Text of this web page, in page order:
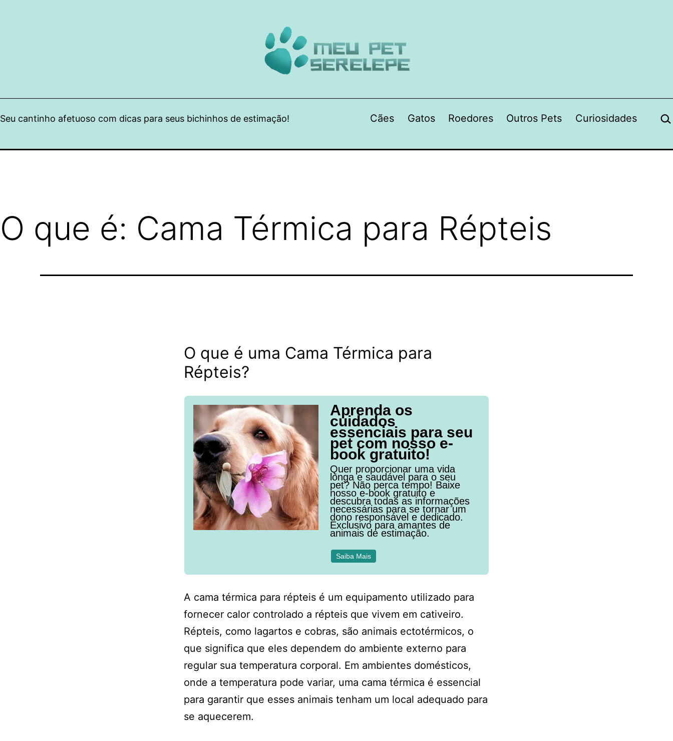
Seu cantinho afetuoso com dicas para seus bichinhos de estimação! Cães Gatos Roedores Outros Pets Curiosidades
O que é: Cama Térmica para Répteis
O que é uma Cama Térmica para
Répteis?
Aprenda os
cuidados
essenciais para seu
pet com nosso e-
book gratuito!
Quer proporcionar uma vida
longa e saudável para o seu
pet? Não perca tempo! Baixe
nosso e-book gratuito e
descubra todas as informações
necessárias para se tornar um
dono responsável e dedicado.
Exclusivo para amantes de
animais de estimação.
Saiba Mais
A cama térmica para répteis é um equipamento utilizado para
fornecer calor controlado a répteis que vivem em cativeiro.
Répteis, como lagartos e cobras, são animais ectotérmicos, o
que significa que eles dependem do ambiente externo para
regular sua temperatura corporal. Em ambientes domésticos,
onde a temperatura pode variar, uma cama térmica é essencial
para garantir que esses animais tenham um local adequado para
se aquecerem.